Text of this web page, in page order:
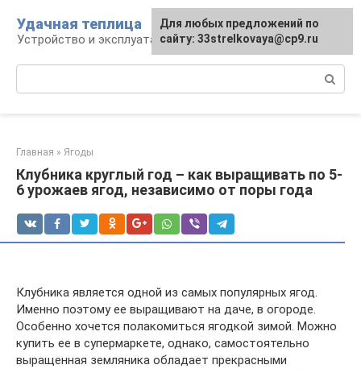
контенту
Удачная теплица
Устройство и эксплуатация теплиц
Главная » Ягоды
Клубника круглый год – как выращивать по 5-
6 урожаев ягод, независимо от поры года
Клубника является одной из самых популярных ягод.
Именно поэтому ее выращивают на даче, в огороде.
Особенно хочется полакомиться ягодкой зимой. Можно
купить ее в супермаркете, однако, самостоятельно
выращенная земляника обладает прекрасными
Для любых предложений по
сайту: 33strelkovaya@cp9.ru